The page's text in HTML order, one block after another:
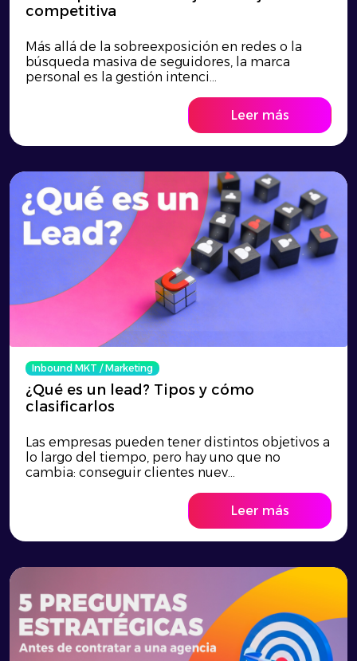
competitiva
Más allá de la sobreexposición en redes o la
búsqueda masiva de seguidores, la marca
personal es la gestión intenci...
Leer más
Inbound MKT/Marketing
¿Qué es un lead? Tipos y cómo
clasificarlos
Las empresas pueden tener distintos objetivos a
lo largo del tiempo, pero hay uno que no
cambia: conseguir clientes nuev...
Leer más